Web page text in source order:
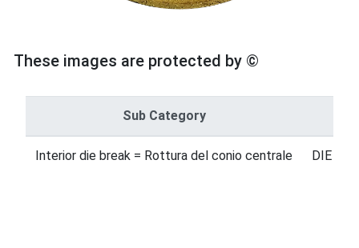
These images are protected by ©
Sub Category
Interior die break = Rottura del conio centrale DIE